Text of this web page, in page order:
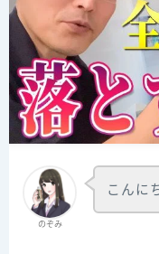
のぞみ
こんに